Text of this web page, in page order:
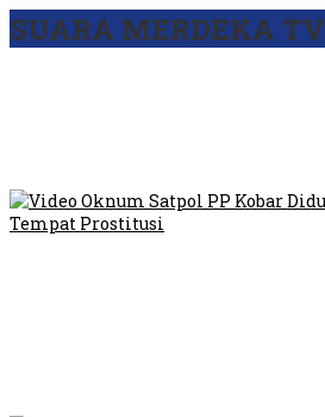
SUARA MERDEKA TV